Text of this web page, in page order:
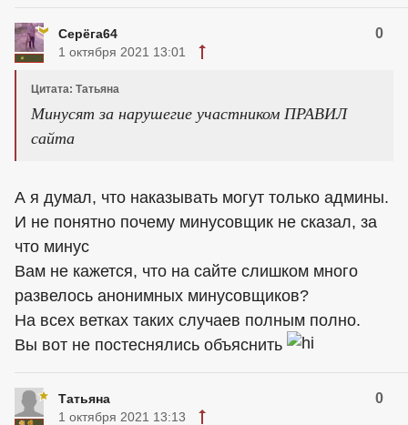
Серёга64 0
1 октября 2021 13:01
Цитата: Татьяна
Минусят за нарушегие участником ПРАВИЛ
сайта
А я думал, что наказывать могут только админы.
И не понятно почему минусовщик не сказал, за
что минус
Вам не кажется, что на сайте слишком много
развелось анонимных минусовщиков?
На всех ветках таких случаев полным полно.
Вы вот не постеснялись объяснить
Татьяна 0
1 октября 2021 13:13